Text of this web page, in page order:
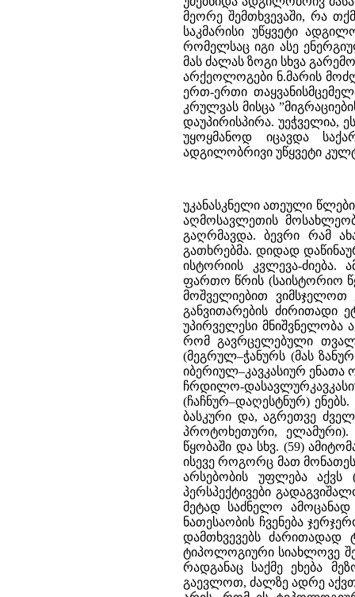
მეორე შემთხვევაში, რა
საკმარისი უწყვეტი
რომელსაც იგი ასე
მას ძალას ზოგი სხვა
არქეოლოგები ნ.მარის
ერთ-ერთი
კრულვას მისცა
დაუპირისპირა. უეჭველია,
უყოყმანოდ იცავდა
ადგილობრივი უწყვეტი
უკანასკნელი ათეული წლების მანძილზე ჩვენი ცოდნა საქართველოს, კავკასიისა და მახლობელი აღმოსავლეთის მოსახლეობის უძველესი ისტორიის შესახებ მნიშვნელოვნად გამდიდრდა და გაღრმავდა. ბევრი რამ ახალი მოგვცა ფართო მასშტაბით წარმოებულმა არქეოლოგიურმა გათხრებმა. დიდად დაწინაურდა აგრეთვე ამ მხარეების ძველისძველი მოსახლეობის ენებისა და ისტორიის კვლევა-ძიება. ამჟამად შესაძლებელია უფრო კონკრეტულად, მასალების უფრო ფართო წრის (საისტორიო წყაროები, ენობრივი მონაცემები, მატერიალური კულტურის ფაქტები) მოშველიებით ვიმსჯელოთ ქართველთა წარმომავლობისა და ქართველი ხალხის ეთნიკური განვითარების ძირითადი ეტაპების შესახებ. ამა თუ იმ ხალხის წარმომავლობის დასადგენად უპირველესი მნიშვნელობა აქვს მისი ენის ბუნების, მონათესაობის დადგენას. ზემოთ აღვნიშნეთ, რომ გავრცელებული თვალსაზრისი ქართულსა და მის მონათესავე სხვა ქართველურ ენებს (მეგრულ–ჭანურს (მას ზანურსაც ეძახიან) და სვანურს) განიხილავს ენათა უფრო დიდი ოჯახის – იბერიულ–კავკასიურ ენათა ოჯახის ერთ–ერთ წევრად. მასში ქართველურ ენებს გარდა ათავსებენ ჩრდილო-დასავლურკავკასიურ (აფხაზურ–ადიღეურ) და ჩრდილო–აღმოსავლურკავკასიურ (ჩაჩნურ–დაღესტნურ) ენებს. ამასთანავე, ფიქრობენ, რომ ამ ენებს, შესაძლებელია, ენათესავება ბასკური და, აგრეთვე ძველი აღმოსავლეთის ზოგიერთი მკვდარი ენა (შუმერული, ხურიტული, პროტოხეთური, ელამური). მართლაც, ეს ენები ავლენენ ზოგ საერთო ნიშანს გრამატიკულ წყობაში და სხვ. (59) ამიტომაც თავისთავად მოსაზრებას კავკასიური ენების ნათესაობის შესახებ, ისევე როგორც მათ მონათესაობას წინა აზიის მკვდარ ენებთან, როგორც მეცნიერულ ჰიპოთეზას, არსებობის უფლება აქვს (60) და მომავალმა კვლევა–ძიებამ ამ მხრივ, შეიძლება, დიდი პერსპექტივები გადაგვიშალოს. მაგრამ ამ სავარაუდებელი ნათესაობის ჩვენება დღესდღეობით მეტად საძნელო ამოცანად არის ქცეული. ისტორიულ-შედარებითი მეთოდის საფუძველზე ამ ნათესაობის ჩვენება ჯერჯერობით არ ხერხდება. აღნიშნული ენები ერთმანეთთან მნიშვნელოვან დამთხვევებს ძარითადად ტიპოლოგიური თვალსაზრისით ავლენენ (61). თავისთავად ასეთი ტიპოლოგიური სიახლოვე შეიძლება გენეტური ნათესაობის შედეგიც იყოს და არც იყოს. მაგრამ, რადგანაც საქმე ეხება მეზობელი ხალხების ენებს, რომელთაც ხანგრძლივი ისტორია უნდა გაევლოთ, ძალზე ადრე აქვთ მოპოვებული ენობრივი ინდივიდუალობა და სხვ., გამორიცხული არ არის, რომ ეს ტიპოლოგიური ერთობა ოდესმე, ძალზე ადრე, არსებული გენეტური ერთობის ნაშთი იყოს. უკვე გამოჩენილი ფრანგი ენათმეცნიერი ა. მეიე თვლიდა, რომ ის ჰიროთეტური ენობრივი ერთობა, საიდანაც თანამედროვე კავკასიური ენები, ბასკური და აგრეთვე წინა აზიის ზოგი მკვდარი ენა იღებენ სათავეს, თუკი ის ნამდვილად არსებობდა, ენობრივ ერთობას ალბათ ძალზე ადრეულ ხანაში, ძვ.წ. V-IVათასწლეულში და, შეიძლება კიდევ უფრო ადრე ქმნიდა. ამიტომ მას საერთოდ ეჭვი შეჰქონდა ჩვენი დღევანდელი მეთოდებითა და ცოდნით ამ ენობრივი ერთობის არსებობის დასაბუთების შესაძლებლობაში (62). თუ მართლა ასეთი ჰიპოთეტური ერთობა ამ 7 და კიდევ უფრო მეტი ათასი წლის წინ არსებული რეალობა იყო, გასაგებია, რა მარტივ მასალას უნდა განეცადა თავის დროს დიფერენციაცია. ბუნებრივია,